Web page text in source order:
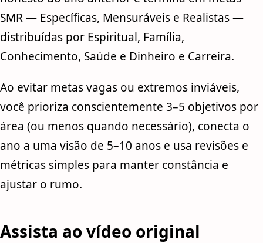
SMR — Específicas, Mensuráveis e Realistas —
distribuídas por Espiritual, Família,
Conhecimento, Saúde e Dinheiro e Carreira.
Ao evitar metas vagas ou extremos inviáveis,
você prioriza conscientemente 3–5 objetivos por
área (ou menos quando necessário), conecta o
ano a uma visão de 5–10 anos e usa revisões e
métricas simples para manter constância e
ajustar o rumo.
Assista ao vídeo original